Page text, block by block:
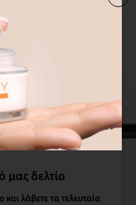
μας δελτίο
και λάβετε τα τελευταία